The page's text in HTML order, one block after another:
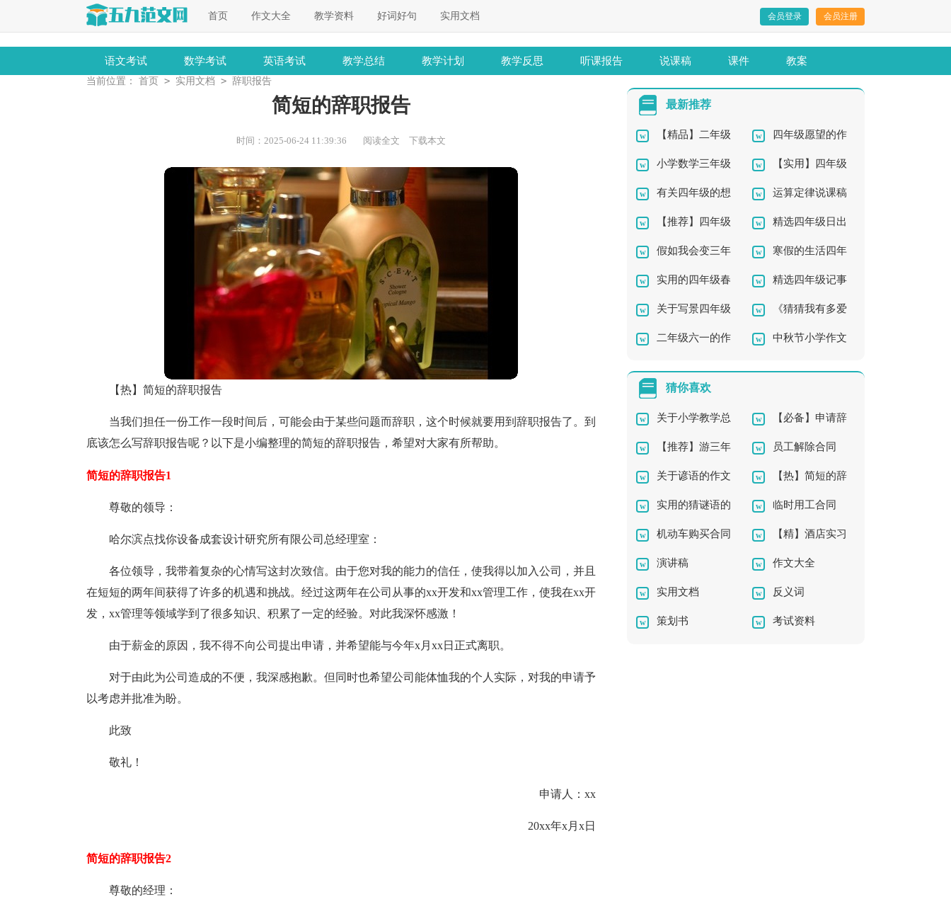
首页 作文大全 教学资料 好词好句 实用文档 会员登录 会员注册
语文考试 数学考试 英语考试 教学总结 教学计划 教学反思 听课报告 说课稿 课件 教案
当前位置： 首页 > 实用文档 > 辞职报告
简短的辞职报告
时间：2025-06-24 11:39:36 阅读全文 下载本文
【热】简短的辞职报告
当我们担任一份工作一段时间后，可能会由于某些问题而辞职，这个时候就要用到辞职报告了。到
底该怎么写辞职报告呢？以下是小编整理的简短的辞职报告，希望对大家有所帮助。
简短的辞职报告1
尊敬的领导：
哈尔滨点找你设备成套设计研究所有限公司总经理室：
各位领导，我带着复杂的心情写这封次致信。由于您对我的能力的信任，使我得以加入公司，并且
在短短的两年间获得了许多的机遇和挑战。经过这两年在公司从事的xx开发和xx管理工作，使我在xx开
发，xx管理等领域学到了很多知识、积累了一定的经验。对此我深怀感激！
由于薪金的原因，我不得不向公司提出申请，并希望能与今年x月xx日正式离职。
对于由此为公司造成的不便，我深感抱歉。但同时也希望公司能体恤我的个人实际，对我的申请予
以考虑并批准为盼。
此致
敬礼！
申请人：xx
20xx年x月x日
简短的辞职报告2
尊敬的经理：
最新推荐
【精品】二年级
优秀作文4篇
四年级愿望的作
文300字集合8篇
小学数学三年级
上册教学总结
【实用】四年级
的春节作文汇编9篇
有关四年级的想
象作文锦集八篇
运算定律说课稿
【推荐】四年级
的作文集合5篇
精选四年级日出
作文300字集合10篇
假如我会变三年
级作文
寒假的生活四年
级作文集合九篇
实用的四年级春
天作文汇总6篇
精选四年级记事
作文300字汇总九篇
关于写景四年级
作文集合5篇
《猜猜我有多爱
你》说课稿11篇
二年级六一的作 中秋节小学作文
猜你喜欢
关于小学教学总
结模板集合7篇
【必备】申请辞
职报告三篇
【推荐】游三年
级作文3篇
员工解除合同
关于谚语的作文
合集6篇
【热】简短的辞
职报告
实用的猜谜语的
作文10篇
临时用工合同
（通用14篇）
机动车购买合同 【精】酒店实习
报告
演讲稿 作文大全
实用文档 反义词
策划书 考试资料